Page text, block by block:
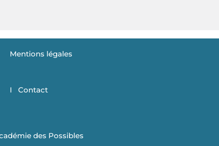
Mentions légales
I Contact
des Possibles